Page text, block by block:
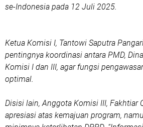
se-Indonesia pada 12 Juli 2025.
Ketua Komisi I, Tantowi Saputra
pentingnya koordinasi antara PMD,
Komisi I dan III, agar fungsi
optimal.
Disisi lain, Anggota Komisi III, Fakhtiar
apresiasi atas kemajuan program,